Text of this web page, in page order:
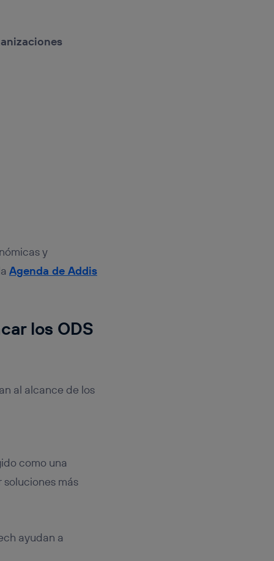
y
Agenda de Addis
los ODS
al alcance de los
como una
más
ayudan a